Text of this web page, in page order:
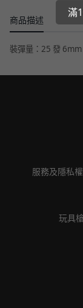
商品描述
裝彈量：25 發
服務及隱私
玩具
滿